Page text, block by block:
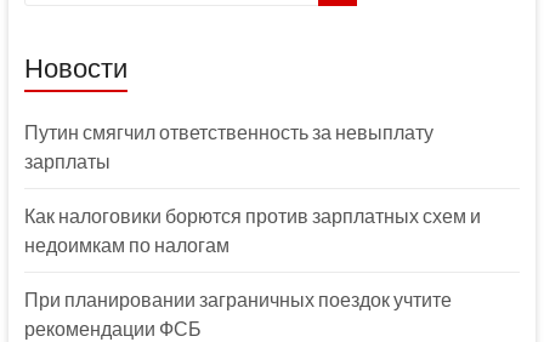
Новости
Путин смягчил ответственность за невыплату
зарплаты
Как налоговики борются против зарплатных схем и
недоимкам по налогам
При планировании заграничных поездок учтите
рекомендации ФСБ